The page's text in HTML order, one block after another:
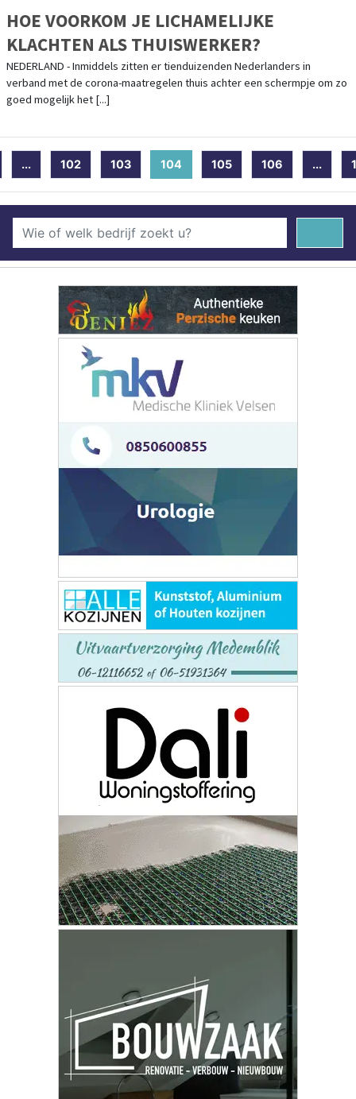
HOE VOORKOM JE LICHAMELIJKE
KLACHTEN ALS THUISWERKER?
NEDERLAND - Inmiddels zitten er tienduizenden Nederlanders in
verband met de corona-maatregelen thuis achter een schermpje om zo
goed mogelijk het [...]
... 102 103 104 (current)
105 106 ...